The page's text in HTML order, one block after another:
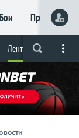
Прочие
Букмекеры
Лента